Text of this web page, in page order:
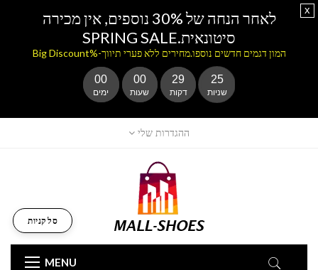
ההגדרות שלי
MENU
סל קניות
לאחר הנחה של 30% נוספים, אין מכירה
סיטונאית.SPRING SALE
המון דגמים חדשים נוספו.מחירים ללא פערי תיווך-%Big Discount
00
ימים
00
שעות
29
דקות
25
שניות
x